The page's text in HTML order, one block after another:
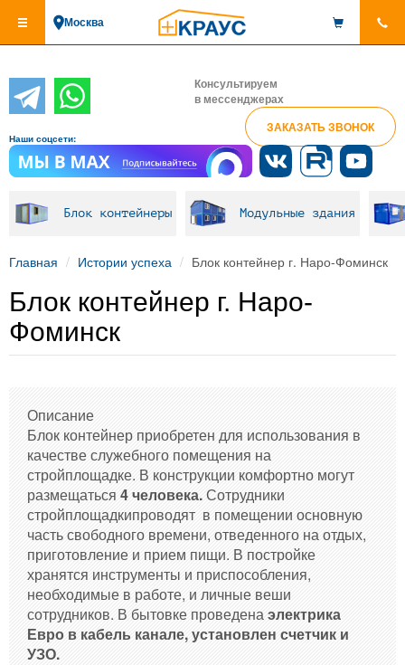
основному
Москва
Консультируем
в мессенджерах
ЗАКАЗАТЬ ЗВОНОК
Наши соцсети:
Блок контейнеры Модульные здания
Главная Истории успеха Блок контейнер г. Наро-Фоминск
Блок контейнер г. Наро-
Фоминск
Описание
Блок контейнер приобретен для использования в
качестве служебного помещения на
стройплощадке. В конструкции комфортно могут
размещаться 4 человека.Сотрудники
стройплощадкипроводят в помещении основную
часть свободного времени, отведенного на отдых,
приготовление и прием пищи. В постройке
хранятся инструменты и приспособления,
необходимые в работе, и личные веши
сотрудников. В бытовке проведенаэлектрика
Евро в кабель канале, установлен счетчик и
УЗО.